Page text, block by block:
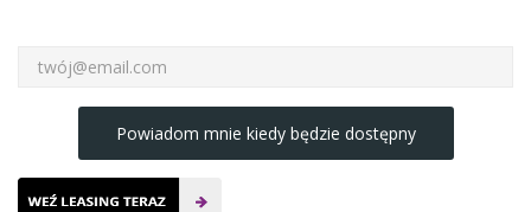
Powiadom mnie kiedy będzie dostępny